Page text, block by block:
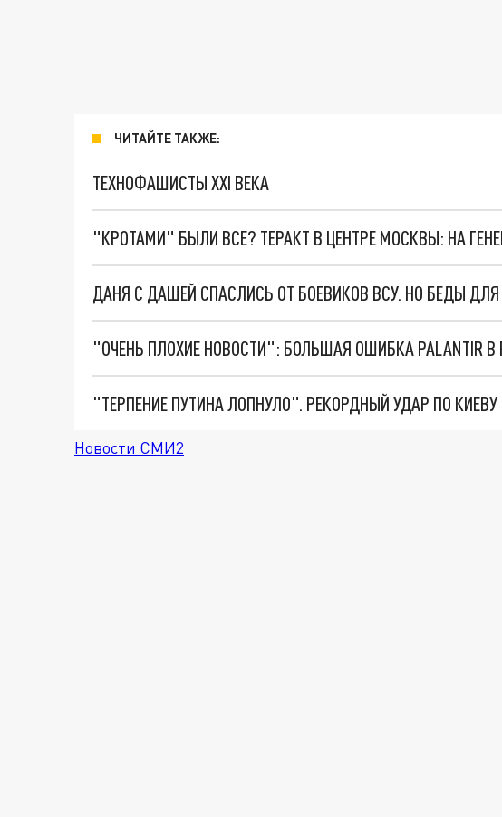
ЧИТАЙТЕ ТАКЖЕ:
ТЕХНОФАШИСТЫ XXI ВЕКА
"КРОТАМИ" БЫЛИ ВСЕ? ТЕРАКТ В ЦЕНТРЕ МОСКВЫ: НА
ДАНЯ С ДАШЕЙ СПАСЛИСЬ ОТ БОЕВИКОВ ВСУ. НО БЕДЫ
Новости СМИ2